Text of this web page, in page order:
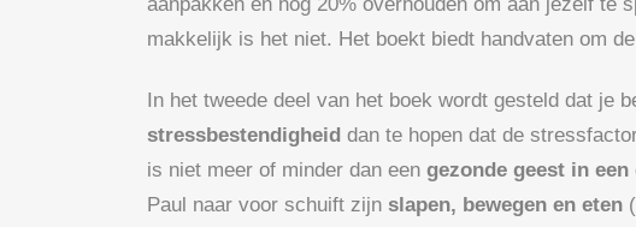
makkelijk is het niet. Het boekt biedt handvaten om
In het tweede deel van het boek wordt gesteld dat je
stressbestendigheid dan te hopen dat de
is niet meer of minder dan een gezonde geest in
Paul naar voor schuift zijn slapen, bewegen en eten